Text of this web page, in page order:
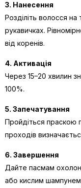
3. Нанесення
Розділіть волосся
рукавичках.
від коренів.
4. Активація
Через 15–20 хвилин
100%.
5. Запечатування
Пройдіться праскою
проходів
6. Завершення
Дайте пасмам
або кислим шампунем,